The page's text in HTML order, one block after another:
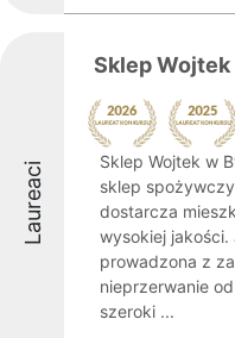
Laureaci
Sklep
Sklep Wojtek w
sklep
dostarcza
wysokiej
prowadzona z
nieprzerwanie
szeroki ...